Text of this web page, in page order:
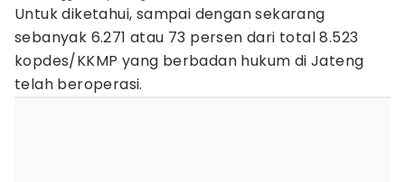
Untuk diketahui, sampai dengan sekarang
sebanyak 6.271 atau 73 persen dari total 8.523
kopdes/KKMP yang berbadan hukum di Jateng
telah beroperasi.